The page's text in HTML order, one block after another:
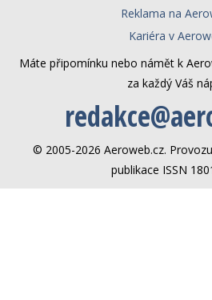
Reklama na
Kariéra v
Máte připomínku nebo námět k
za každý Váš
© 2005-2026 Aeroweb.cz.
publikace ISSN